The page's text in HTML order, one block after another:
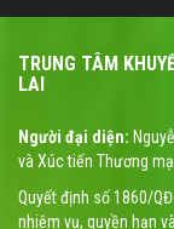
TRUNG TÂM
LAI
Người đại diện:
và Xúc tiến Thương
Quyết định số 1860/
nhiệm vụ, quyền hạn